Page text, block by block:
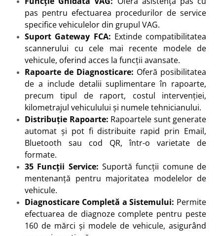
pas pentru efectuarea procedurilor de service
specifice vehiculelor din grupul VAG.
Suport Gateway FCA: Extinde compatibilitatea
scannerului cu cele mai recente modele de
vehicule, oferind acces la funcții avansate.
Rapoarte de Diagnosticare: Oferă posibilitatea
de a include detalii suplimentare în rapoarte,
precum tipul de raport, costul intervenției,
kilometrajul vehiculului și numele tehnicianului.
Distribuție Rapoarte: Rapoartele sunt generate
automat și pot fi distribuite rapid prin Email,
Bluetooth sau cod QR, într-o varietate de
formate.
35 Funcții Service: Suportă funcții comune de
mentenanță pentru majoritatea modelelor de
vehicule.
Diagnosticare Completă a Sistemului: Permite
efectuarea de diagnoze complete pentru peste
160 de mărci și modele de vehicule, asigurând